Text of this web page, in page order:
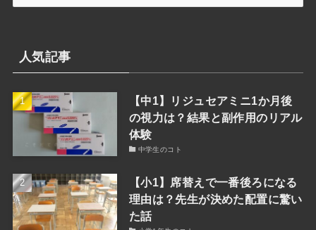
人気記事
【中1】リジュセアミニ1か月後
の視力は？結果と副作用のリアル
体験
中学生のコト
【小1】席替えで一番後ろになる
理由は？先生が決めた配置に驚い
た話